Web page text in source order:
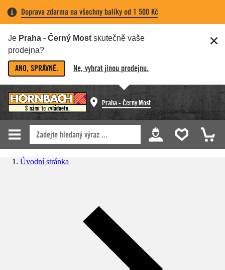
Doprava zdarma na všechny balíky od 1 500 Kč
Je Praha - Černý Most skutečně vaše
prodejna?
ANO, SPRÁVNĚ. Ne, vybrat jinou prodejnu.
Praha - Černý Most
Úvodní stránka